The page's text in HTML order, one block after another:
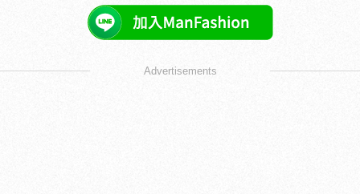
Advertisements